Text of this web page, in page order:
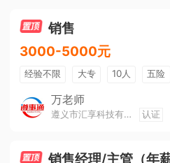
销售
3000-5000元
经验不限 大专 10人 五险
公费旅游
免费培训
美女多
帅哥多 全勤奖 有
万老师
遵义市汇享科技有限公司 认证
销售经理/主管（年